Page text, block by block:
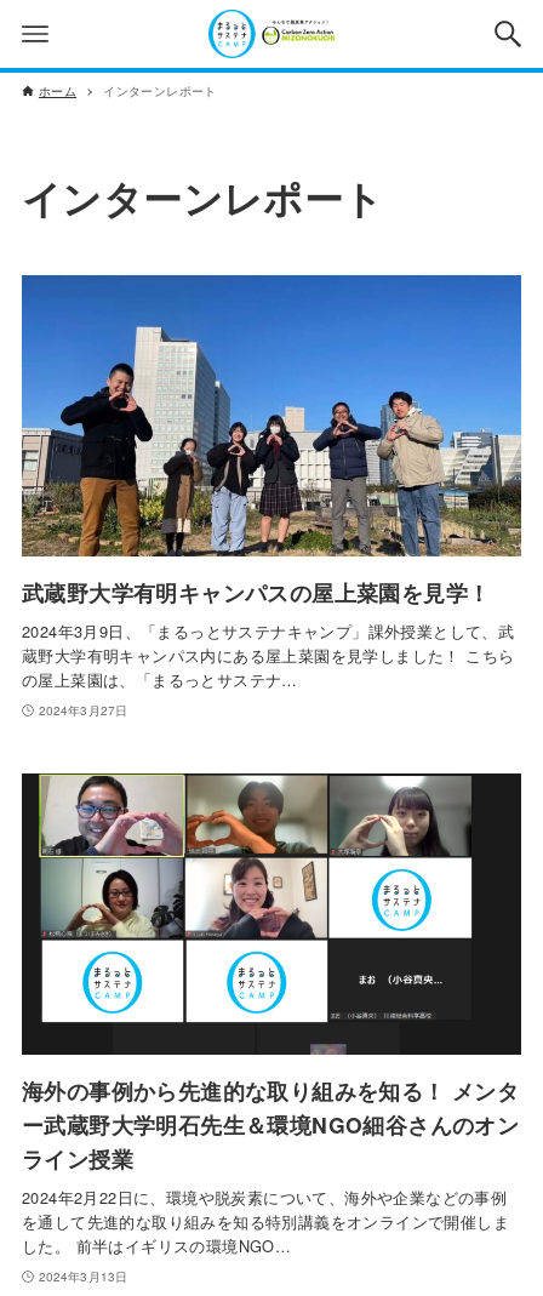
ホーム インターンレポート
インターンレポート
武蔵野大学有明キャンパスの屋上菜園を見学！
2024年3月9日、「まるっとサステナキャンプ」課外授業として、武
蔵野大学有明キャンパス内にある屋上菜園を見学しました！ こちら
の屋上菜園は、「まるっとサステナ…
2024年3月27日
海外の事例から先進的な取り組みを知る！ メンタ
ー武蔵野大学明石先生＆環境NGO細谷さんのオン
ライン授業
2024年2月22日に、環境や脱炭素について、海外や企業などの事例
を通して先進的な取り組みを知る特別講義をオンラインで開催しま
した。 前半はイギリスの環境NGO…
2024年3月13日